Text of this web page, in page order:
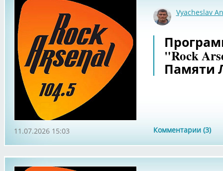
Vyacheslav
"Rock
Памяти
Комментарии (3)
11.07.2026 15:03